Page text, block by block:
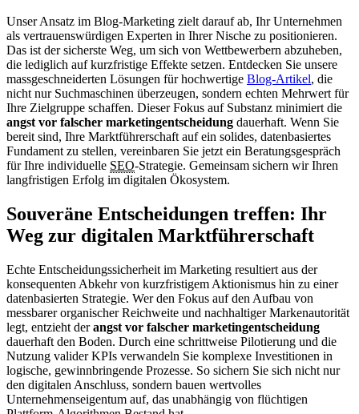
Unser Ansatz im Blog-Marketing zielt darauf ab, Ihr Unternehmen
als vertrauenswürdigen Experten in Ihrer Nische zu positionieren.
Das ist der sicherste Weg, um sich von Wettbewerbern abzuheben,
die lediglich auf kurzfristige Effekte setzen. Entdecken Sie unsere
massgeschneiderten Lösungen für hochwertige Blog-Artikel, die
nicht nur Suchmaschinen überzeugen, sondern echten Mehrwert für
Ihre Zielgruppe schaffen. Dieser Fokus auf Substanz minimiert die
angst vor falscher marketingentscheidung dauerhaft. Wenn Sie
bereit sind, Ihre Marktführerschaft auf ein solides, datenbasiertes
Fundament zu stellen, vereinbaren Sie jetzt ein Beratungsgespräch
für Ihre individuelle SEO-Strategie. Gemeinsam sichern wir Ihren
langfristigen Erfolg im digitalen Ökosystem.
Souveräne Entscheidungen treffen: Ihr
Weg zur digitalen Marktführerschaft
Echte Entscheidungssicherheit im Marketing resultiert aus der
konsequenten Abkehr von kurzfristigem Aktionismus hin zu einer
datenbasierten Strategie. Wer den Fokus auf den Aufbau von
messbarer organischer Reichweite und nachhaltiger Markenautorität
legt, entzieht derangst vor falscher marketingentscheidung
dauerhaft den Boden. Durch eine schrittweise Pilotierung und die
Nutzung valider KPIs verwandeln Sie komplexe Investitionen in
logische, gewinnbringende Prozesse. So sichern Sie sich nicht nur
den digitalen Anschluss, sondern bauen wertvolles
Unternehmenseigentum auf, das unabhängig von flüchtigen